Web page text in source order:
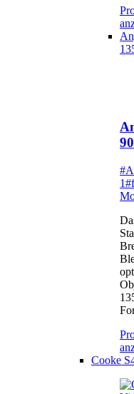
1
Cooke